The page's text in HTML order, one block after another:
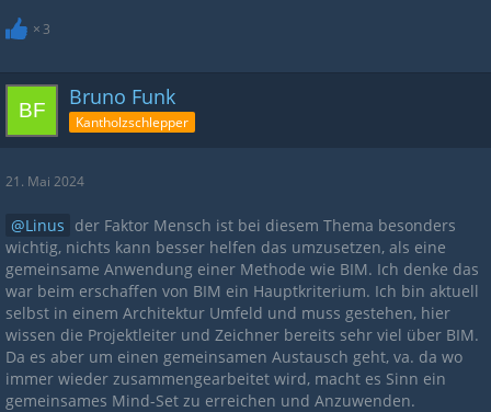
3
Bruno Funk
Kantholzschlepper
21. Mai 2024
Linus der Faktor Mensch ist bei diesem Thema besonders
wichtig, nichts kann besser helfen das umzusetzen, als eine
gemeinsame Anwendung einer Methode wie BIM. Ich denke das
war beim erschaffen von BIM ein Hauptkriterium. Ich bin aktuell
selbst in einem Architektur Umfeld und muss gestehen, hier
wissen die Projektleiter und Zeichner bereits sehr viel über BIM.
Da es aber um einen gemeinsamen Austausch geht, va. da wo
immer wieder zusammengearbeitet wird, macht es Sinn ein
gemeinsames Mind-Set zu erreichen und Anzuwenden.